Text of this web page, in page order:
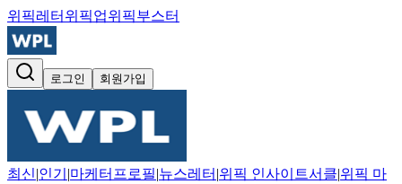
위픽레터 위픽업위픽부스터
로그인 회원가입
최신|인기 |마케터프로필|뉴스레터 |위픽 인사이트서클|위픽 마